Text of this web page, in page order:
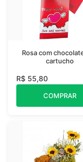
Rosa com
cartucho
R$ 55,80
COMPRAR